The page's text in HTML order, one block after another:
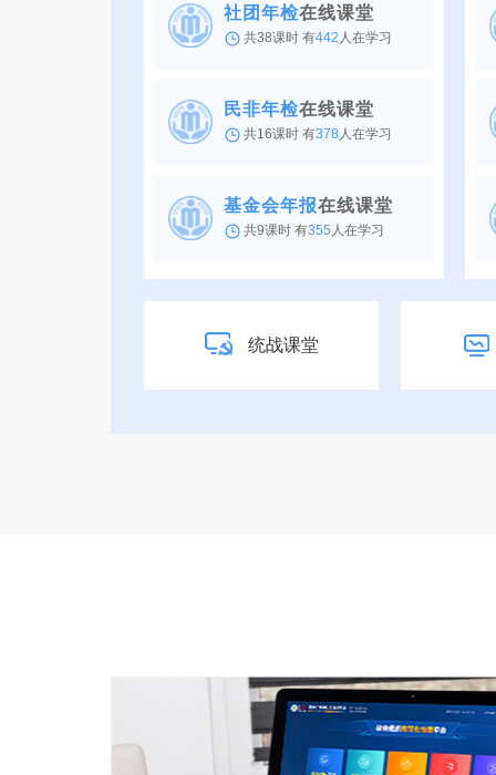
社团年检在线课堂
共38课时 有442 人在学习
民非年检在线课堂
共16课时 有378 人在学习
基金会年报在线课堂
共9课时 有355 人在学习
统战课堂